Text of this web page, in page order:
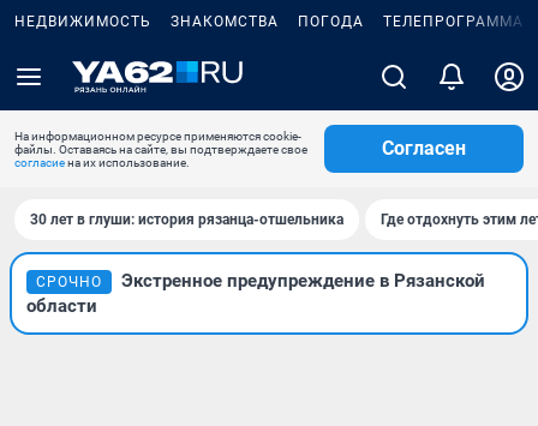
НЕДВИЖИМОСТЬ ЗНАКОМСТВА ПОГОДА ТЕЛЕПРОГРАММА
На информационном ресурсе применяются cookie-
файлы. Оставаясь на сайте, вы подтверждаете свое
согласиена их использование.
Согласен
30 лет в глуши: история рязанца-отшельника Где отдохнуть этим
СРОЧНО
Экстренное предупреждение в Рязанской
области